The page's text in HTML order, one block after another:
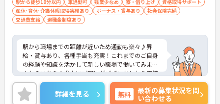
駅から徒歩10分以内 車通勤可 残業少なめ 寮・借り上げ
資格取得サポート
産休･育休･介護休暇取得実績あり
ボーナス・賞与あり
社会保険完備
交通費支給
退職金制度あり
駅から職場までの距離が近いため通勤も楽々♪昇
給・賞与あり、各種手当も充実！これまでのご自身
の経験や知識を活かして新しい職場で働いてみませ
んか？こちらの求人にご興味がございましたら面接
のポイントもお伝えしますので是非ご応募お待ちし
ております。詳細を見る 無料
最新の募集状況を問
い合わせる